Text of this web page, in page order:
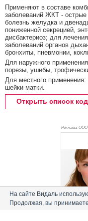
Применяют в составе
заболеваний ЖКТ - острые
болезнь желудка и
пониженной секрецией,
дисбактериоз; для
заболеваний органов
бронхиты, пневмонии,
Для наружного
порезы, ушибы,
Для местного применения:
шейки матки.
Открыть список
Реклама.
На сайте Видаль
Продолжая, вы принимаете